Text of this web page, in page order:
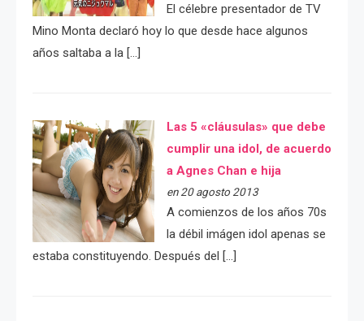
El célebre presentador de TV
Mino Monta declaró hoy lo que desde hace algunos
años saltaba a la […]
Las 5 «cláusulas» que debe
cumplir una idol, de acuerdo
a Agnes Chan e hija
en 20 agosto 2013
A comienzos de los años 70s
la débil imágen idol apenas se
estaba constituyendo. Después del […]